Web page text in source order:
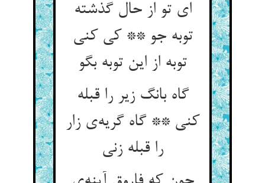
ای تو از حال گذشته
توبه جو ** کی کنی
توبه از این توبه بگو
گاه بانگ زیر را قبله
کنی ** گاه گریه‌‌ی زار